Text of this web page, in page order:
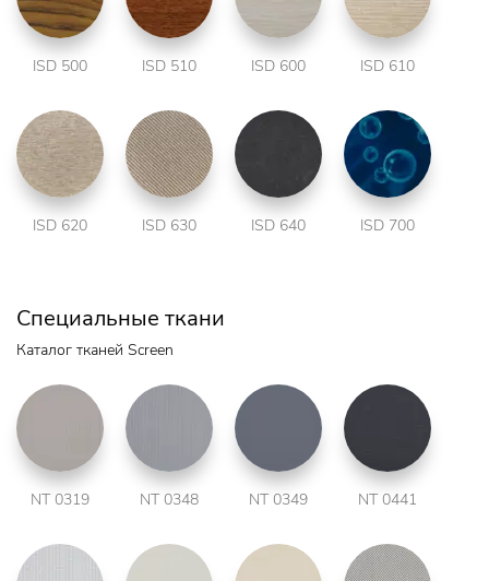
ISD 500 ISD 510 ISD 600 ISD 610
ISD 620 ISD 630 ISD 640 ISD 700
Специальные ткани
Каталог тканей Screen
NT 0319 NT 0348 NT 0349 NT 0441